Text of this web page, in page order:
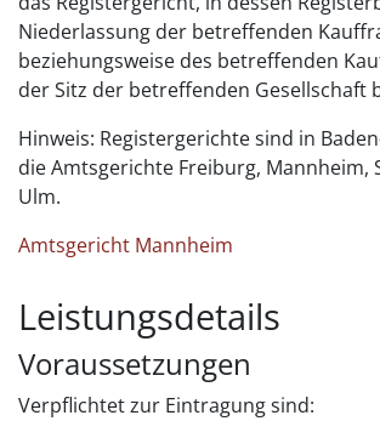
Niederlassung der betreffenden
beziehungsweise des betreffenden
der Sitz der betreffenden Gesellschaft
Hinweis: Registergerichte sind in
die Amtsgerichte Freiburg, Mannheim,
Ulm.
Amtsgericht Mannheim
Leistungsdetails
Voraussetzungen
Verpflichtet zur Eintragung sind: